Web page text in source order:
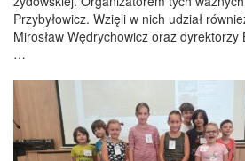
Przybyłowicz. Wzięli w nich udział
Mirosław Wędrychowicz oraz
…